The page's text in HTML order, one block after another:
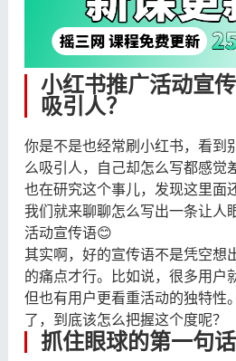
小红书推广活动宣
吸引人？
你是不是也经常刷小红书，看到
么吸引人，自己却怎么写都感觉
也在研究这个事儿，发现这里面
我们就来聊聊怎么写出一条让人
活动宣传语😊
其实啊，好的宣传语不是凭空想
的痛点才行。比如说，很多用户
但也有用户更看重活动的独特性
了，到底该怎么把握这个度呢？
抓住眼球的第一句话